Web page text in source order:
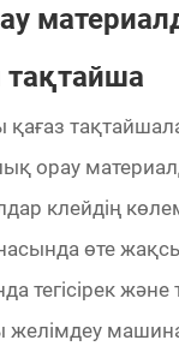
тақтайша
орау
клейдің
өте
тегісірек